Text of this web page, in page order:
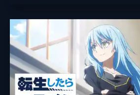
当主のゴンゾウから影森家に来ることを提案
されるが、ユルは即座に断る。そして、自ら
の命を狙い、力を利用しようとする者たち
へ、ある宣言をするのだった。
24分
第九話 抱擁と囁き（エンブレイスとウィ
スパー）
新郷ハヤト
手長
足長
監督